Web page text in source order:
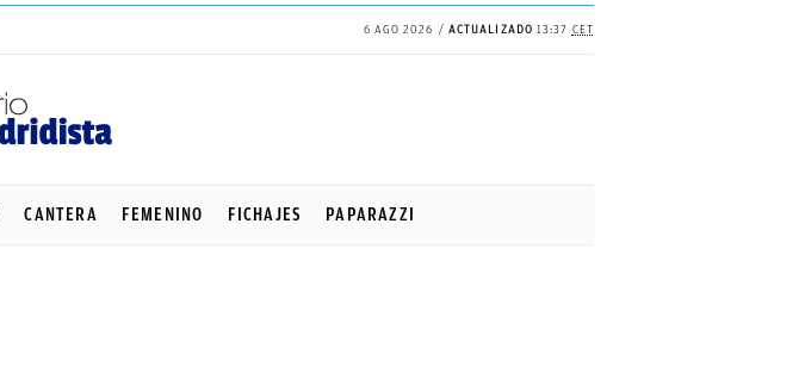
6 AGO 2026 ACTUALIZADO 13:37 CET
CANTERA FEMENINO FICHAJES PAPARAZZI